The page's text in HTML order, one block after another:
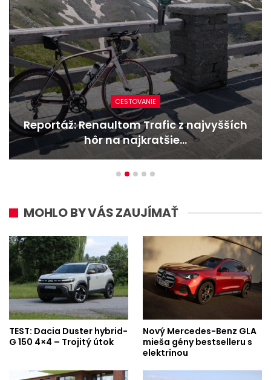
CESTOVANIE
Reportáž: Renaultom Trafic z najvyšších
hôr na najkratšie…
MOHLO BY VÁS ZAUJÍMAŤ
TEST: Dacia Duster hybrid-
G 150 4×4 – Trojitý útok
Nový Mercedes-Benz GLA
mieša gény bestselleru s
elektrinou